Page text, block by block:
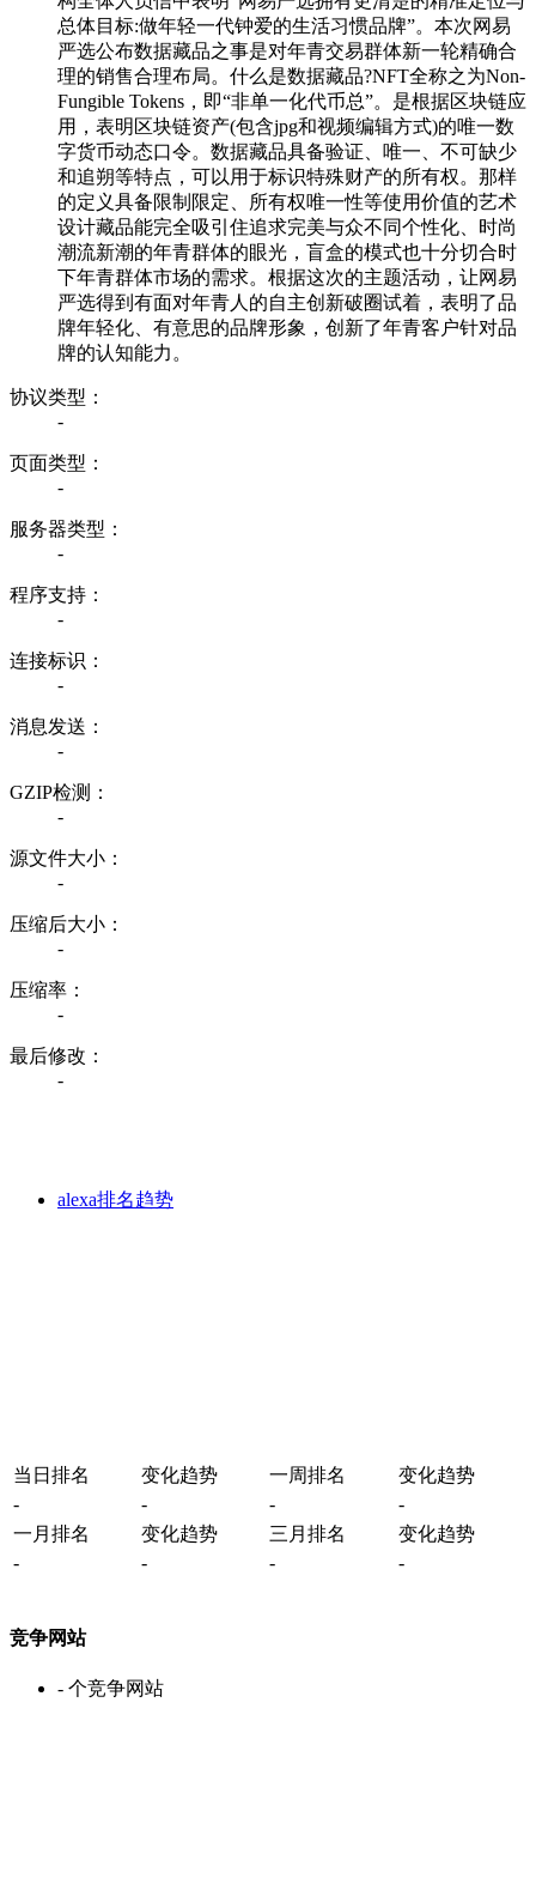
总体目标:做年轻一代钟爱的生活习惯品牌”。本次网易
严选公布数据藏品之事是对年青交易群体新一轮精确合
理的销售合理布局。什么是数据藏品?NFT全称之为Non-
Fungible Tokens，即“非单一化代币总”。是根据区块链应
用，表明区块链资产(包含jpg和视频编辑方式)的唯一数
字货币动态口令。数据藏品具备验证、唯一、不可缺少
和追朔等特点，可以用于标识特殊财产的所有权。那样
的定义具备限制限定、所有权唯一性等使用价值的艺术
设计藏品能完全吸引住追求完美与众不同个性化、时尚
潮流新潮的年青群体的眼光，盲盒的模式也十分切合时
下年青群体市场的需求。根据这次的主题活动，让网易
严选得到有面对年青人的自主创新破圈试着，表明了品
牌年轻化、有意思的品牌形象，创新了年青客户针对品
牌的认知能力。
协议类型：
-
页面类型：
-
服务器类型：
-
程序支持：
-
连接标识：
-
消息发送：
-
GZIP检测：
-
源文件大小：
-
压缩后大小：
-
压缩率：
-
最后修改：
-
alexa排名趋势
当日排名 变化趋势 一周排名
变化趋势
-
- -
-
一月排名
变化趋势 三月排名
变化趋势
-
- - -
竞争网站
- 个竞争网站